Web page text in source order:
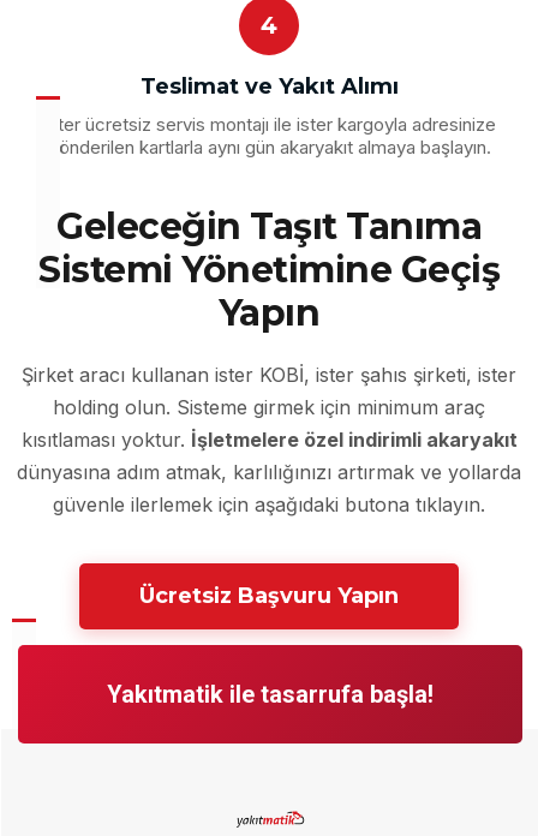
4
Teslimat ve Yakıt Alımı
İster ücretsiz servis montajı ile ister kargoyla adresinize
gönderilen kartlarla aynı gün akaryakıt almaya başlayın.
Geleceğin Taşıt Tanıma
Sistemi Yönetimine Geçiş
Yapın
Şirket aracı kullanan ister KOBİ, ister şahıs şirketi, ister
holding olun. Sisteme girmek için minimum araç
kısıtlaması yoktur. İşletmelere özel indirimli akaryakıt
dünyasına adım atmak, karlılığınızı artırmak ve yollarda
güvenle ilerlemek için aşağıdaki butona tıklayın.
Ücretsiz Başvuru Yapın
çalışmaktadır.
Yakıtmatik ile tasarrufa başla!